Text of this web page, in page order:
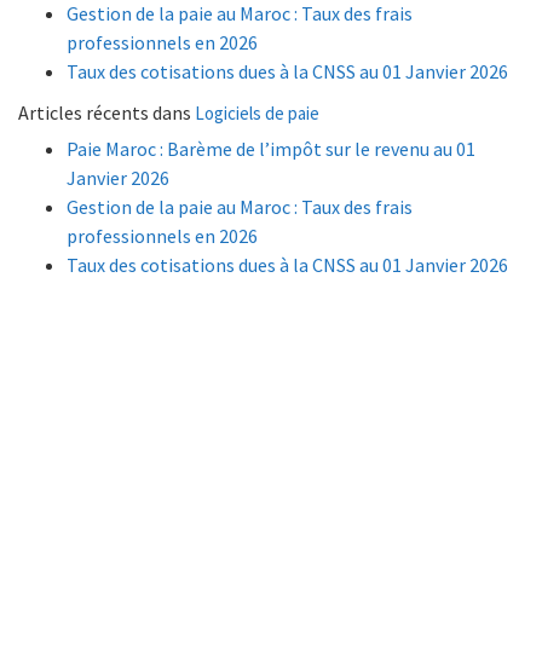
Gestion de la paie au Maroc : Taux des frais
professionnels en 2026
Taux des cotisations dues à la CNSS au 01 Janvier 2026
Articles récents dans Logiciels de paie
Paie Maroc : Barème de l’impôt sur le revenu au 01
Janvier 2026
Gestion de la paie au Maroc : Taux des frais
professionnels en 2026
Taux des cotisations dues à la CNSS au 01 Janvier 2026